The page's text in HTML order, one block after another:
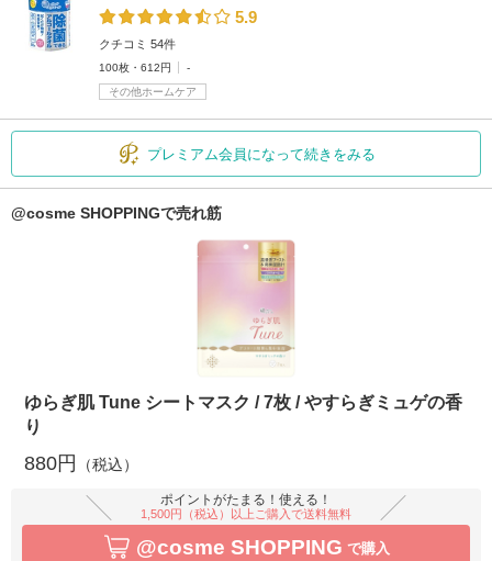
5.9
クチコミ 54件
100枚・612円
-
その他ホームケア
プレミアム会員になって続きをみる
@cosme SHOPPINGで売れ筋
ゆらぎ肌 Tune シートマスク / 7枚 / やすらぎミュゲの香
り
880円 （税込）
ポイントがたまる！使える！
1,500円（税込）以上ご購入で送料無料
@cosme SHOPPING で購入